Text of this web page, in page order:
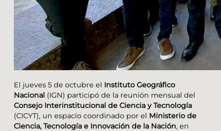
El jueves 5 de octubre el Instituto Geográfico
Nacional (IGN) participó de la reunión mensual del
Consejo Interinstitucional de Ciencia y Tecnología
(CICYT), un espacio coordinado por el Ministerio de
Ciencia, Tecnología e Innovación de la Nación, en